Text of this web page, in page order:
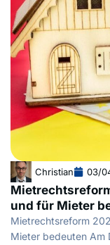
Christian 03/
und für Mieter
Mietrechtsreform
Mieter bedeuten Am